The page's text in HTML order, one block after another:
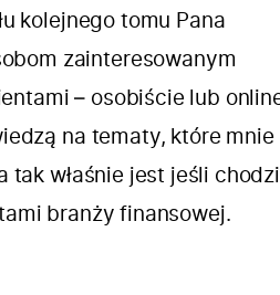
kolejnego tomu Pana
zainteresowanym
– osobiście lub
na tematy, które mnie
właśnie jest jeśli chodzi
branży finansowej.